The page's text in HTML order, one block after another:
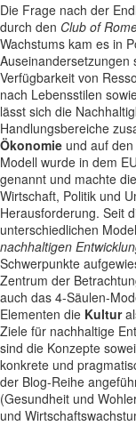
Die Frage nach der
durch den Club of
Wachstums kam es in
Auseinandersetzungen
Verfügbarkeit von
nach Lebensstilen
lässt sich die
Handlungsbereiche
Ökonomie und auf
Modell wurde in dem
genannt und machte
Wirtschaft, Politik und
Herausforderung. Seit
unterschiedlichen
nachhaltigen
Schwerpunkte
Zentrum der
auch das 4-Säulen-
Elementen die Kultur
Ziele für nachhaltige
sind die Konzepte
konkrete und
der Blog-Reihe
(Gesundheit und
und